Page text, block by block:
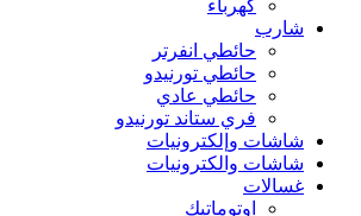
كهرباء
شارب
حائطي انفرتر
حائطي تورنيدو
حائطي عادي
فري ستاند تورنيدو
شاشات وإلكترونيات
شاشات والكترونيات
غسالات
اوتوماتيك